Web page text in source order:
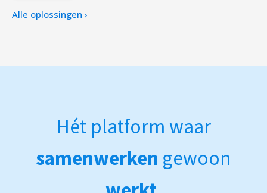
Alle oplossingen ›
Hét platform waar
samenwerken gewoon